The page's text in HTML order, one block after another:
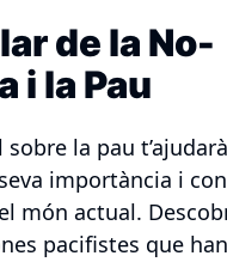
de la No-
i la Pau
la pau
importància i
món actual.
pacifistes que